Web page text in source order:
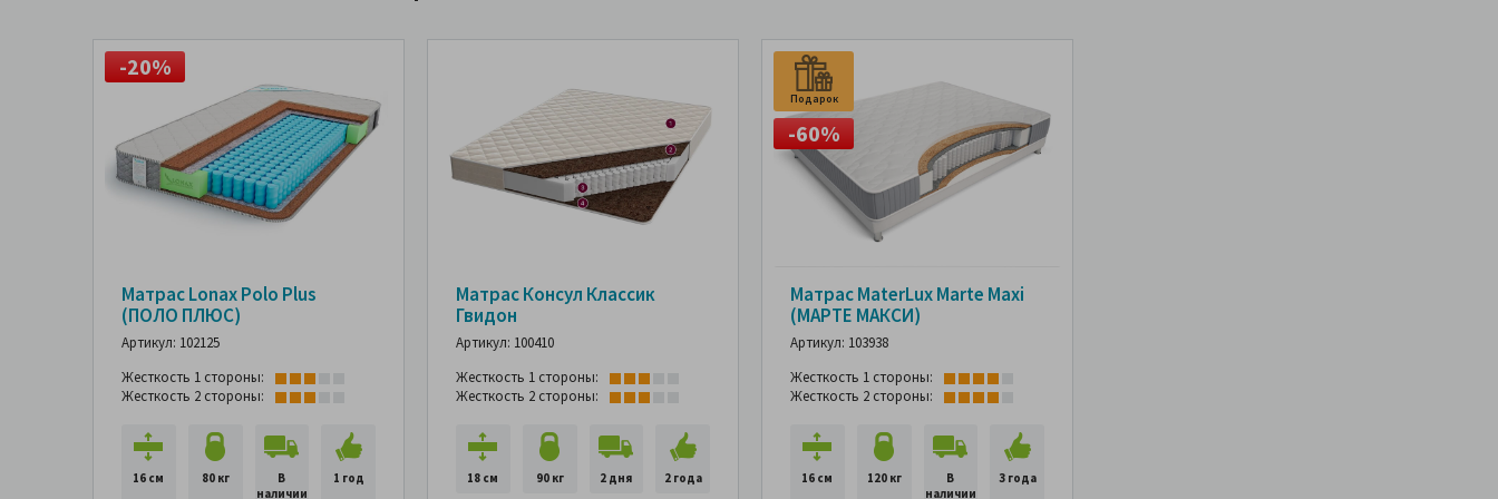
-20%
Матрас Lonax Polo Plus
(ПОЛО ПЛЮС)
Артикул: 102125
Жесткость 1 стороны:
Жесткость 2 стороны:
16 см 80 кг
В
наличии
1 год
Матрас Консул Классик
Гвидон
Артикул: 100410
Жесткость 1 стороны:
Жесткость 2 стороны:
18 см 90 кг 2 дня 2 года
Подарок
-60%
Матрас MaterLux Marte Maxi
(МАРТЕ МАКСИ)
Артикул: 103938
Жесткость 1 стороны:
Жесткость 2 стороны:
16 см 120 кг
В
наличии
3 года